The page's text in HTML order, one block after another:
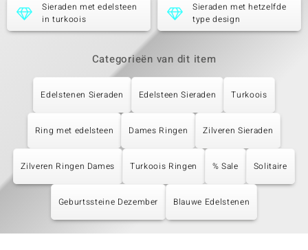
Sieraden met edelsteen
in turkoois
Sieraden met hetzelfde
type design
Categorieën van dit item
Edelstenen Sieraden Edelsteen Sieraden Turkoois
Ring met edelsteen Dames Ringen Zilveren Sieraden
Zilveren Ringen Dames Turkoois Ringen % Sale Solitaire
Geburtssteine Dezember Blauwe Edelstenen